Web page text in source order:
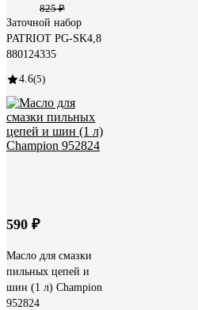
825 ₽
Заточной набор
PATRIOT PG-SK4,8
880124335
4.6(5)
590 ₽
Масло для смазки
пильных цепей и
шин (1 л) Champion
952824